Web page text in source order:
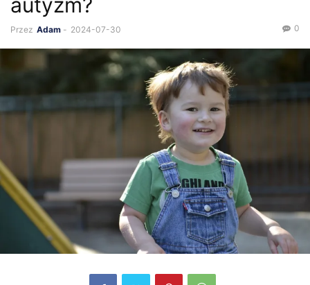
Przez Adam - 2024-07-30 0